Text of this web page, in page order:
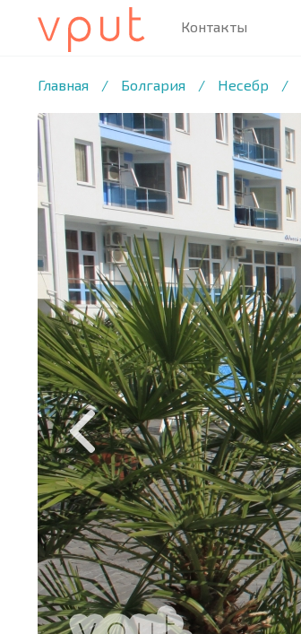
Контакты
Главная / Болгария / Несебр /
1 /7 ФОТО